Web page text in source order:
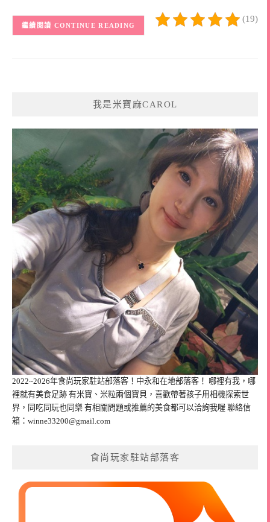
(19)
CONTINUE READING
我是米寶麻CAROL
2022~2026年食尚玩家駐站部落客！中永和在地部落客！ 哪裡有我，哪
裡就有美食足跡 有米寶、米粒兩個寶貝，喜歡帶著孩子用相機探索世
界，同吃同玩也同樂 有相關問題或推薦的美食都可以洽詢我喔 聯絡信
箱： winne33200@gmail.com
食尚玩家駐站部落客